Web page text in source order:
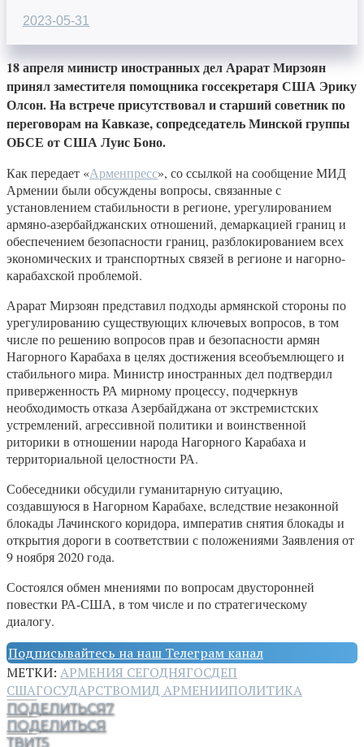
2023-05-31
18 апреля министр иностранных дел Арарат Мирзоян
принял заместителя помощника госсекретаря США Эрику
Олсон. На встрече присутствовал и старший советник по
переговорам на Кавказе, сопредседатель Минской группы
ОБСЕ от США Луис Боно.
Как передает «Арменпресс», со ссылкой на сообщение МИД
Армении были обсуждены вопросы, связанные с
установлением стабильности в регионе, урегулированием
армяно-азербайджанских отношений, демаркацией границ и
обеспечением безопасности границ, разблокированием всех
экономических и транспортных связей в регионе и нагорно-
карабахской проблемой.
Арарат Мирзоян представил подходы армянской стороны по
урегулированию существующих ключевых вопросов, в том
числе по решению вопросов прав и безопасности армян
Нагорного Карабаха в целях достижения всеобъемлющего и
стабильного мира. Министр иностранных дел подтвердил
приверженность РА мирному процессу, подчеркнув
необходимость отказа Азербайджана от экстремистских
устремлений, агрессивной политики и воинственной
риторики в отношении народа Нагорного Карабаха и
территориальной целостности РА.
Собеседники обсудили гуманитарную ситуацию,
создавшуюся в Нагорном Карабахе, вследствие незаконной
блокады Лачинского коридора, императив снятия блокады и
открытия дороги в соответствии с положениями Заявления от
9 ноября 2020 года.
Состоялся обмен мнениями по вопросам двусторонней
повестки РА-США, в том числе и по стратегическому
диалогу.
Подписывайтесь на наш Телеграм канал
МЕТКИ: АРМЕНИЯ СЕГОДНЯГОСДЕП
СШАГОСУДАРСТВОМИД АРМЕНИИПОЛИТИКА
ПОДЕЛИТЬСЯ7
ПОДЕЛИТЬСЯ
ТВИТ5